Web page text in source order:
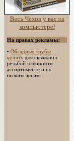
Весь Чехов у вас на
компьютере!
На правах рекламы:
• Обсадные трубы
купить для скважин с
резьбой в широком
ассортименте и по
низким ценам.